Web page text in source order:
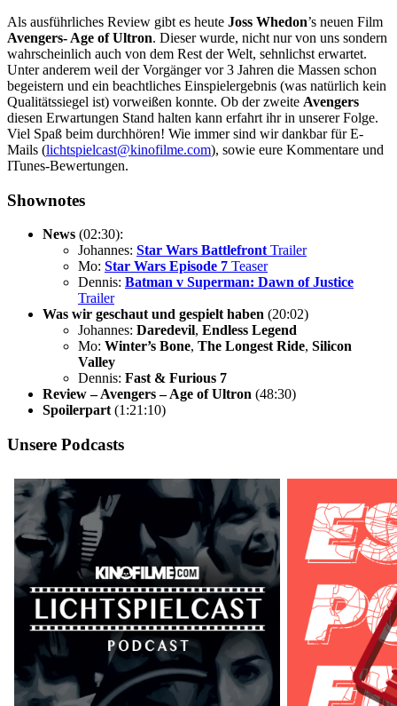
Als ausführliches Review gibt es heute Joss Whedon’s neuen Film
Avengers- Age of Ultron. Dieser wurde, nicht nur von uns sondern
wahrscheinlich auch von dem Rest der Welt, sehnlichst erwartet.
Unter anderem weil der Vorgänger vor 3 Jahren die Massen schon
begeistern und ein beachtliches Einspielergebnis (was natürlich kein
Qualitätssiegel ist) vorweißen konnte. Ob der zweite Avengers
diesen Erwartungen Stand halten kann erfahrt ihr in unserer Folge.
Viel Spaß beim durchhören! Wie immer sind wir dankbar für E-
Mails (lichtspielcast@kinofilme.com), sowie eure Kommentare und
ITunes-Bewertungen.
Shownotes
News (02:30):
Johannes: Star Wars Battlefront Trailer
Mo: Star Wars Episode 7 Teaser
Dennis: Batman v Superman: Dawn of Justice
Trailer
Was wir geschaut und gespielt haben (20:02)
Johannes: Daredevil, Endless Legend
Mo: Winter’s Bone, The Longest Ride, Silicon
Valley
Dennis: Fast & Furious 7
Review – Avengers – Age of Ultron (48:30)
Spoilerpart (1:21:10)
Unsere Podcasts